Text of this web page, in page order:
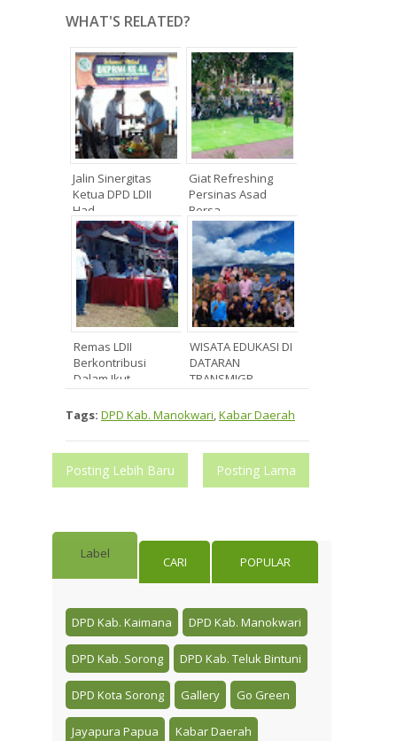
WHAT'S RELATED?
Jalin Sinergitas
Ketua DPD LDII
Had...
Giat Refreshing
Persinas Asad
Bersa...
Remas LDII
Berkontribusi
Dalam Ikut...
WISATA EDUKASI DI
DATARAN
TRANSMIGR...
Tags: DPD Kab. Manokwari,Kabar Daerah
Posting Lebih Baru Posting Lama
Label
CARI POPULAR
DPD Kab. Kaimana DPD Kab. Manokwari
DPD Kab. Sorong DPD Kab. Teluk Bintuni
DPD Kota Sorong Gallery Go Green
Jayapura Papua Kabar Daerah